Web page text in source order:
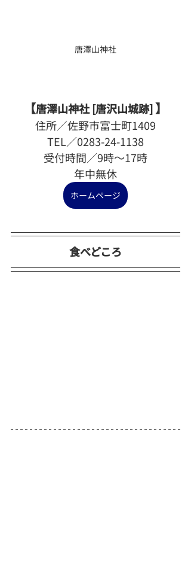
唐澤山神社
【唐澤山神社 [唐沢山城跡] 】
住所／佐野市富士町1409
TEL／0283-24-1138
受付時間／9時～17時
年中無休
ホームページ
食べどころ